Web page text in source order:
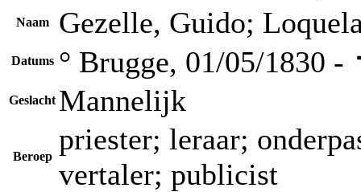
Naam Gezelle, Guido;
Datums ° Brugge, 01/05/1830
Geslacht Mannelijk
Beroep
priester; leraar;
vertaler; publicist